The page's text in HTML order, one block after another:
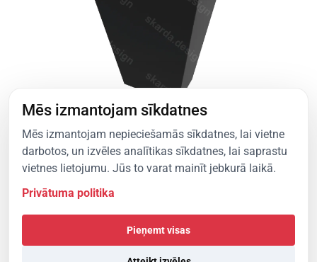
Notekcaurules pāreja, tips 1
Kvadrātveida notekcaurulēm
Mēs izmantojam sīkdatnes
Mēs izmantojam nepieciešamās sīkdatnes, lai vietne
darbotos, un izvēles analītikas sīkdatnes, lai saprastu
vietnes lietojumu. Jūs to varat mainīt jebkurā laikā.
Privātuma politika
Pieņemt visas